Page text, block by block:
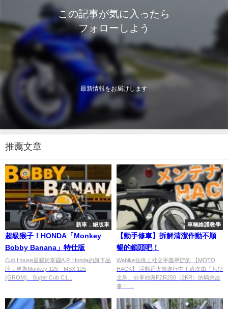
この記事が気に入ったら
フォローしよう
最新情報をお届けします
推薦文章
新車．絕版車
超級猴子！HONDA「Monkey
Bobby Banana」特仕版
Cub House是屬於泰國A.P. Honda的旗下品
牌，專為Monkey 125、MSX 125
(GROM)、Super Cub C1...
車輛維護教學
【動手修車】拆解清潔作動不順
暢的鎖頭吧！
Webike在線上社交平臺舉辦的 【MOTO
HACK】 活動正火熱進行中！這次由「ちび
文鳥」分享他與FZR250（2KR）的騎乘故
事！ ...